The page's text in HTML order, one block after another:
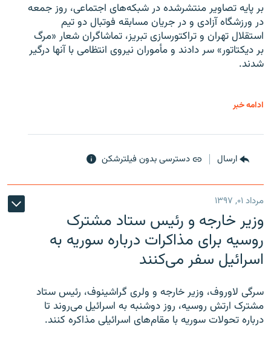
بر پایه تصاویر منتشرشده در شبکه‌های اجتماعی، روز جمعه
در ورزشگاه آزادی و در جریان مسابقه فوتبال دو تیم
استقلال تهران و تراکتورسازی تبریز، تماشاگران شعار «مرگ
بر دیکتاتور» سر دادند و مأموران نیروی انتظامی با آنها درگیر
شدند.
ادامه خبر
ارسال دسترسی بدون فیلترشکن
مرداد ۰۱, ۱۳۹۷
وزیر خارجه و رئیس‌ ستاد مشترک
روسیه برای مذاکرات درباره سوریه به
اسرائیل سفر می‌کنند
سرگی لاوروف، وزیر خارجه و ولری گراشینوف، رئیس ستاد
مشترک ارتش روسیه، روز دوشنبه به اسرائیل می‌روند تا
درباره تحولات سوریه با مقام‌های اسرائیلی مذاکره کنند.